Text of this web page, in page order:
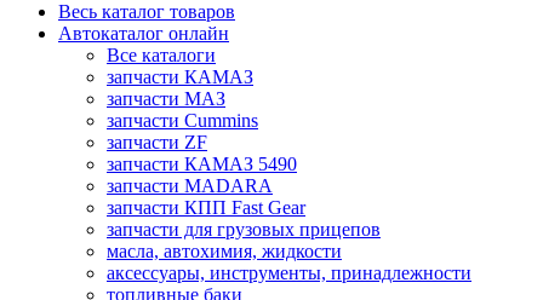
Весь каталог товаров
Автокаталог онлайн
Все каталоги
запчасти КАМАЗ
запчасти МАЗ
запчасти Cummins
запчасти ZF
запчасти КАМАЗ 5490
запчасти MADARA
запчасти КПП Fast Gear
запчасти для грузовых прицепов
масла, автохимия, жидкости
аксессуары, инструменты, принадлежности
топливные баки